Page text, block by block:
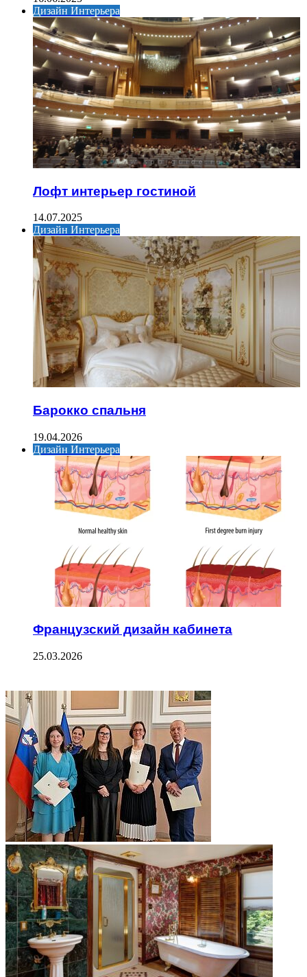
Дизайн Интерьера
Лофт интерьер гостиной
14.07.2025
Дизайн Интерьера
Барокко спальня
19.04.2026
Дизайн Интерьера
Французский дизайн кабинета
25.03.2026